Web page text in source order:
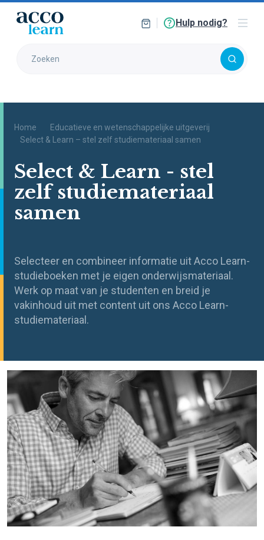
Hulp nodig?
Home
Educatieve en wetenschappelijke uitgeverij
Select & Learn – stel zelf studiemateriaal samen
Select & Learn - stel
zelf studiemateriaal
samen
Selecteer en combineer informatie uit Acco Learn-
studieboeken met je eigen onderwijsmateriaal.
Werk op maat van je studenten en breid je
vakinhoud uit met content uit ons Acco Learn-
studiemateriaal.